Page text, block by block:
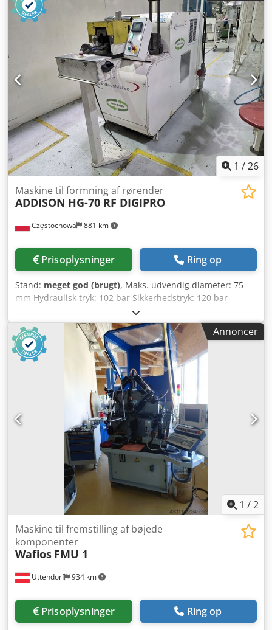
1 /26
Częstochowa 881 km
Maskine til formning af rørender
ADDISON HG-70 RF DIGIPRO
Prisoplysninger Ring op
Stand: meget god (brugt), Maks. udvendig diameter: 75
mm Hydraulisk tryk: 102 bar Sikkerhedstryk: 120 bar
Tankkapacitet: 76 l CE-standarder Mål: 2200 × 830 × 1350
mm Dcodsw U Awaepfx Ab Uek Vægt: 1300 kg
Annoncer
1 /2
Uttendorf 934 km
Maskine til fremstilling af bøjede
komponenter
Wafios FMU 1
Prisoplysninger Ring op